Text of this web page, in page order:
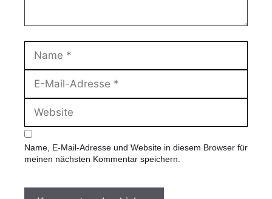
m
M
l
-
A
e
b
s
i
t
Name, E-Mail-Adresse und Website in diesem Browser für
meinen nächsten Kommentar speichern.